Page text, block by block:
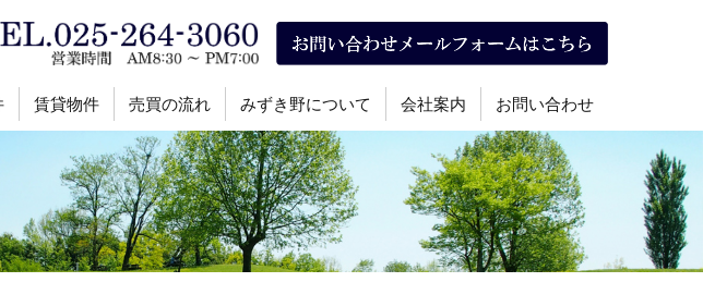
賃貸物件 売買の流れ みずき野について 会社案内 お問い合わせ